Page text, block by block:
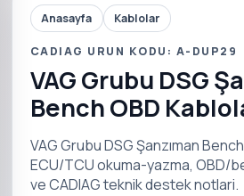
Anasayfa Kablolar
CADIAG URUN KODU: A-DUP29
VAG Grubu DSG
Bench OBD
VAG Grubu DSG Şanzıman
ECU/TCU okuma-yazma, OBD/
ve CADIAG teknik destek notlari.